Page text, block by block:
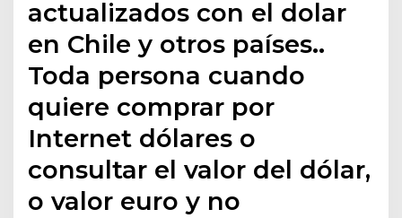
actualizados con el dolar
en Chile y otros países..
Toda persona cuando
quiere comprar por
Internet dólares o
consultar el valor del dólar,
o valor euro y no